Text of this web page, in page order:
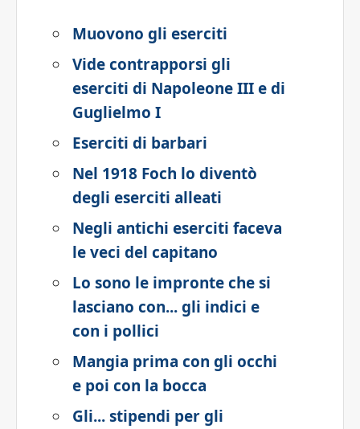
Muovono gli eserciti
Vide contrapporsi gli
eserciti di Napoleone III e di
Guglielmo I
Eserciti di barbari
Nel 1918 Foch lo diventò
degli eserciti alleati
Negli antichi eserciti faceva
le veci del capitano
Lo sono le impronte che si
lasciano con... gli indici e
con i pollici
Mangia prima con gli occhi
e poi con la bocca
Gli... stipendi per gli